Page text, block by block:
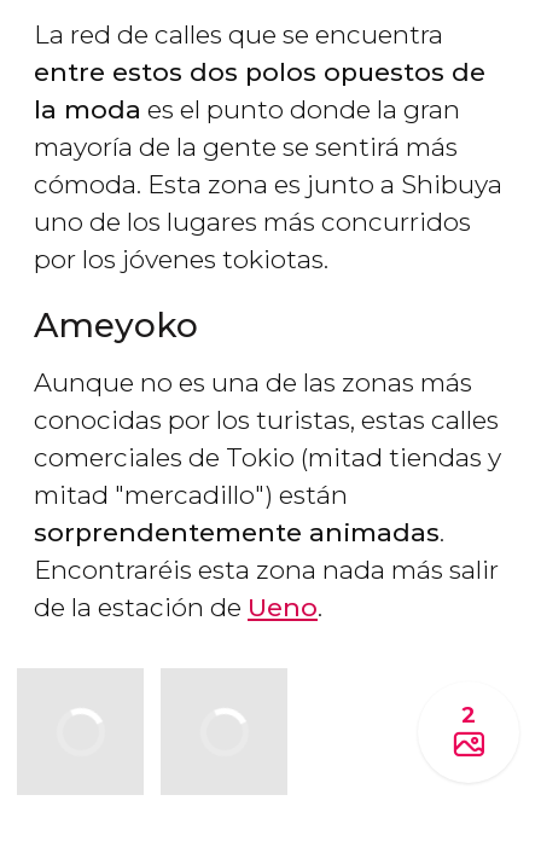
La red de calles que se encuentra
entre estos dos polos opuestos de
la moda es el punto donde la gran
mayoría de la gente se sentirá más
cómoda. Esta zona es junto a Shibuya
uno de los lugares más concurridos
por los jóvenes tokiotas.
Ameyoko
Aunque no es una de las zonas más
conocidas por los turistas, estas calles
comerciales de Tokio (mitad tiendas y
mitad "mercadillo") están
sorprendentemente animadas.
Encontraréis esta zona nada más salir
de la estación de Ueno.
2